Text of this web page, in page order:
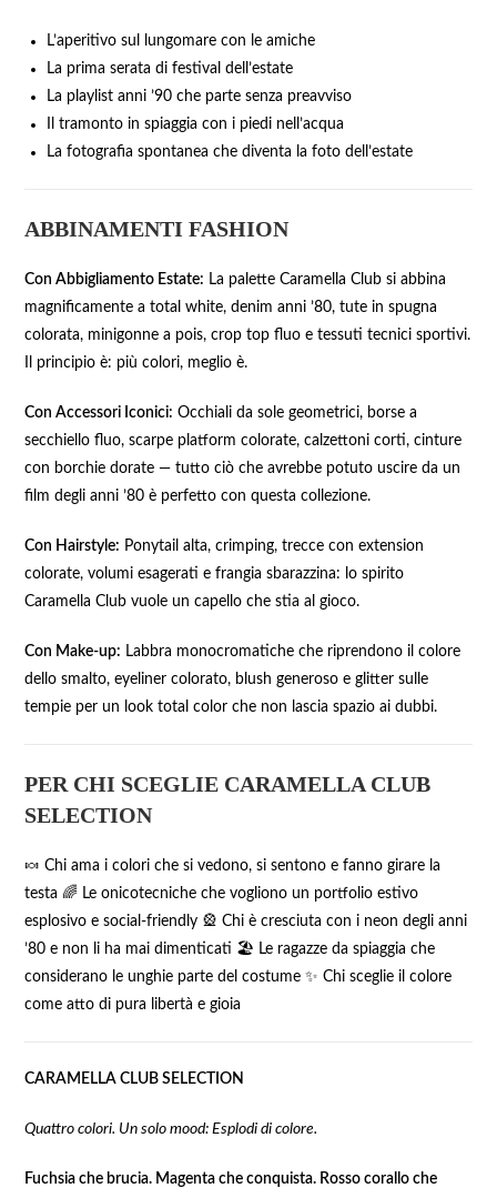
L’aperitivo sul lungomare con le amiche
La prima serata di festival dell’estate
La playlist anni ’90 che parte senza preavviso
Il tramonto in spiaggia con i piedi nell’acqua
La fotografia spontanea che diventa la foto dell’estate
ABBINAMENTI FASHION
Con Abbigliamento Estate: La palette Caramella Club si abbina
magnificamente a total white, denim anni ’80, tute in spugna
colorata, minigonne a pois, crop top fluo e tessuti tecnici sportivi.
Il principio è: più colori, meglio è.
Con Accessori Iconici: Occhiali da sole geometrici, borse a
secchiello fluo, scarpe platform colorate, calzettoni corti, cinture
con borchie dorate — tutto ciò che avrebbe potuto uscire da un
film degli anni ’80 è perfetto con questa collezione.
Con Hairstyle: Ponytail alta, crimping, trecce con extension
colorate, volumi esagerati e frangia sbarazzina: lo spirito
Caramella Club vuole un capello che stia al gioco.
Con Make-up: Labbra monocromatiche che riprendono il colore
dello smalto, eyeliner colorato, blush generoso e glitter sulle
tempie per un look total color che non lascia spazio ai dubbi.
PER CHI SCEGLIE CARAMELLA CLUB
SELECTION
🍬 Chi ama i colori che si vedono, si sentono e fanno girare la
testa 🌈 Le onicotecniche che vogliono un portfolio estivo
esplosivo e social-friendly 🎡 Chi è cresciuta con i neon degli anni
’80 e non li ha mai dimenticati 🏖️ Le ragazze da spiaggia che
considerano le unghie parte del costume ✨ Chi sceglie il colore
come atto di pura libertà e gioia
CARAMELLA CLUB SELECTION
Quattro colori. Un solo mood: Esplodi di colore.
Fuchsia che brucia. Magenta che conquista. Rosso corallo che